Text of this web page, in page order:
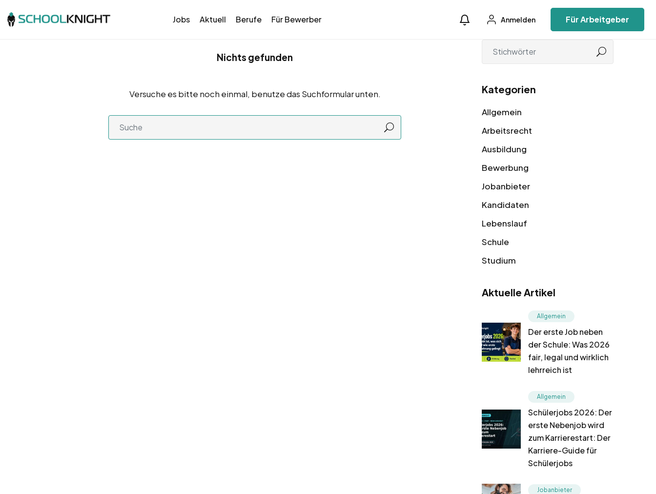
Jobs Aktuell Berufe Für Bewerber Anmelden Für Arbeitgeber
Nichts gefunden
Versuche es bitte noch einmal, benutze das Suchformular unten. Kategorien
Allgemein
Arbeitsrecht
Ausbildung
Bewerbung
Jobanbieter
Kandidaten
Lebenslauf
Schule
Studium
Aktuelle Artikel
Allgemein
Der erste Job neben
der Schule: Was 2026
fair, legal und wirklich
lehrreich ist
Allgemein
Schülerjobs 2026: Der
erste Nebenjob wird
zum Karrierestart: Der
Karriere-Guide für
Schülerjobs
Jobanbieter